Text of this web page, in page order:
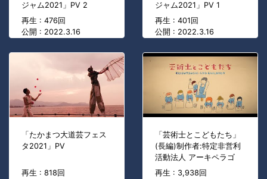
ジャム2021」PV 2
再生 : 476回
公開 : 2022.3.16
ジャム2021」PV 1
再生 : 401回
公開 : 2022.3.16
「たかまつ大道芸フェス
タ2021」PV
再生 : 818回
「芸術士とこどもたち」
(長編)制作者:特定非営利
活動法人 アーキペラゴ
再生 : 3,938回